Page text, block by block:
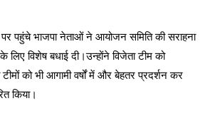
पहुंचे भाजपा नेताओं ने आयोजन समिति की सराहना
विशेष बधाई दी।उन्होंने विजेता टीम को
को भी आगामी वर्षों में और बेहतर प्रदर्शन कर
किया।